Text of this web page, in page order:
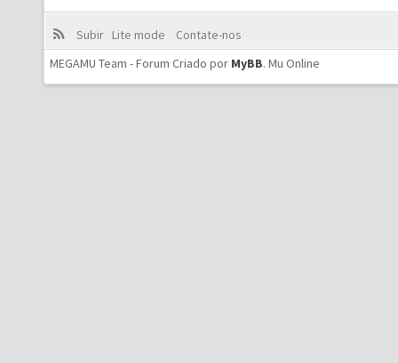
Subir Lite mode
Contate-nos
MEGAMU Team - Forum Criado por MyBB. Mu Online